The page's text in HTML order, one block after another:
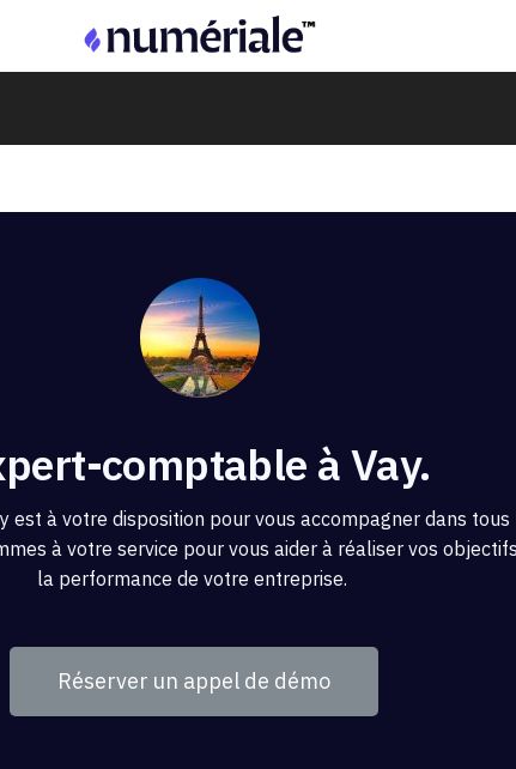
comptable à Vay.
est à votre disposition pour vous accompagner dans
à votre service pour vous aider à réaliser vos
la performance de votre entreprise.
Réserver un appel de démo